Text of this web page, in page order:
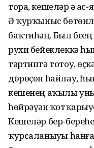
тора, кешеләр ҙә
Ә ҡурҡыныс
баҡтиһәң. Был
рухи бейеклеккә
тәртиптә тотоу,
дөрөҫөн һайлау,
кешенең аҡылы
һөйрәүҙән
Кешеләр бер-
ҡурсаланыуҙы һанға